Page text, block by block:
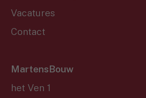
Vacatures
Contact
MartensBouw
het Ven 1